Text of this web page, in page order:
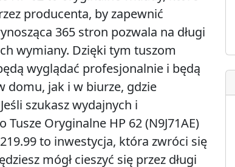
producenta, by zapewnić
365 stron pozwala na długi
wymiany. Dzięki tym tuszom
wyglądać profesjonalnie i będą
domu, jak i w biurze, gdzie
szukasz wydajnych i
Oryginalne HP 62 (N9J71AE)
to inwestycja, która zwróci się
mógł cieszyć się przez długi